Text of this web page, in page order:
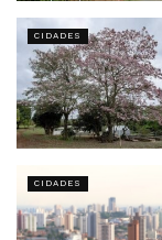
CIDADES
CIDADES